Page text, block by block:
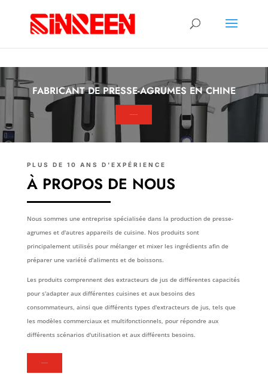
FABRICANT DE PRESSE-AGRUMES EN CHINE
PLUS DE 10 ANS D'EXPÉRIENCE
À PROPOS DE NOUS
Nous sommes une entreprise spécialisée dans la production de presse-
agrumes et d'autres appareils de cuisine. Nos produits sont
principalement utilisés pour mélanger et mixer les ingrédients afin de
préparer une variété d'aliments et de boissons.
Les produits comprennent des extracteurs de jus de différentes capacités
pour s'adapter aux différentes cuisines et aux besoins des
consommateurs, ainsi que différents types d'extracteurs de jus, tels que
les modèles commerciaux et multifonctionnels, pour répondre aux
différents scénarios d'utilisation et aux différents besoins.